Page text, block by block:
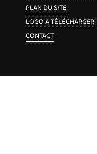
PLAN DU SITE
LOGO À TÉLÉCHARGER
CONTACT